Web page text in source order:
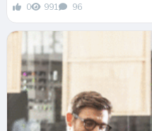
0 991 96